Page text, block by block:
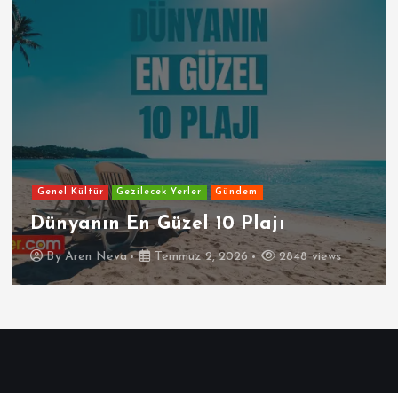
Genel Kültür Gezilecek Yerler Gündem
Dünyanın En Güzel 10 Plajı
ByAren Neva Temmuz 2, 2026 2848 views